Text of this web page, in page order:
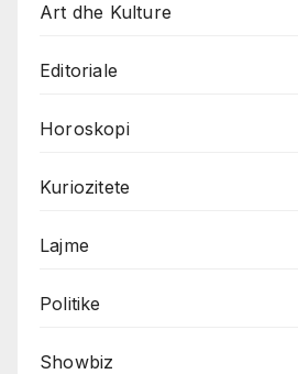
Art dhe Kulture
Editoriale
Horoskopi
Kuriozitete
Lajme
Politike
Showbiz